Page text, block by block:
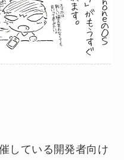
している開発者向け